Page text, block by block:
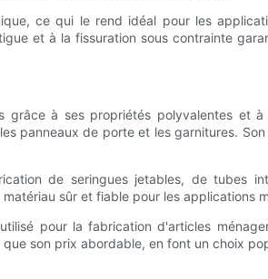
ce qui le rend idéal pour les
et à la fissuration sous contrainte
à ses propriétés polyvalentes et
panneaux de porte et les garnitures.
de seringues jetables, de tubes
sûr et fiable pour les applications
pour la fabrication d'articles
son prix abordable, en font un choix